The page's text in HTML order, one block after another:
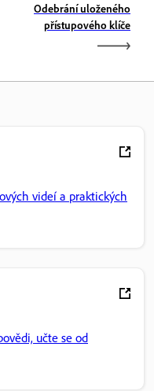
Odebrání uloženého
přístupového klíče
videí a praktických
učte se od